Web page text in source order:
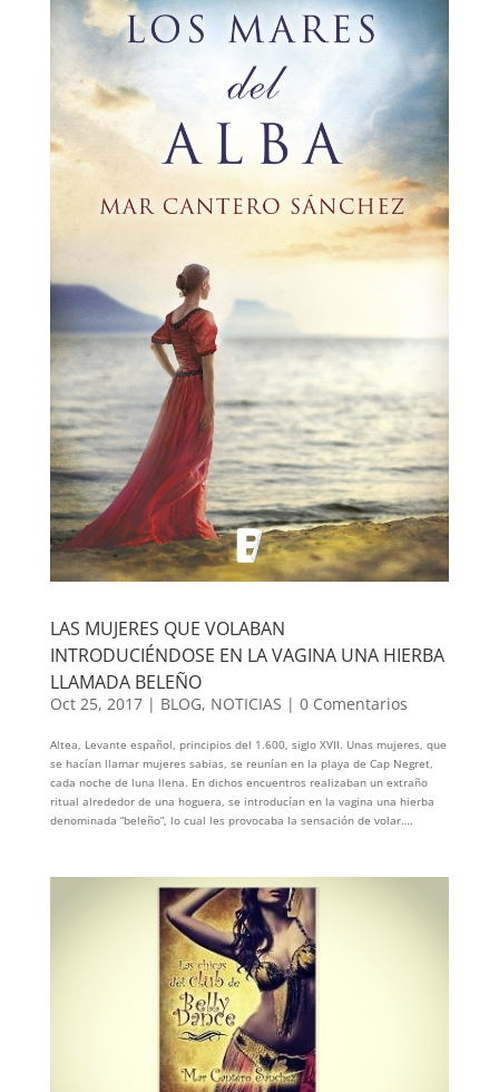
LAS MUJERES QUE VOLABAN
INTRODUCIÉNDOSE EN LA VAGINA UNA HIERBA
LLAMADA BELEÑO
Oct 25, 2017| BLOG, NOTICIAS | 0 Comentarios
Altea, Levante español, principios del 1.600, siglo XVII. Unas mujeres, que
se hacían llamar mujeres sabias, se reunían en la playa de Cap Negret,
cada noche de luna llena. En dichos encuentros realizaban un extraño
ritual alrededor de una hoguera, se introducían en la vagina una hierba
denominada “beleño”, lo cual les provocaba la sensación de volar….